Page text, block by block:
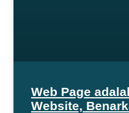
Web Page
Website,